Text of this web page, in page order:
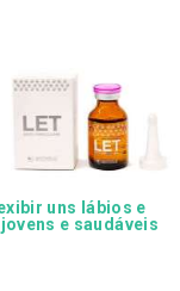
uns lábios e
e saudáveis